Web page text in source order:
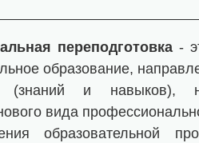
переподготовка -
образование,
(знаний и навыков),
вида
образовательной